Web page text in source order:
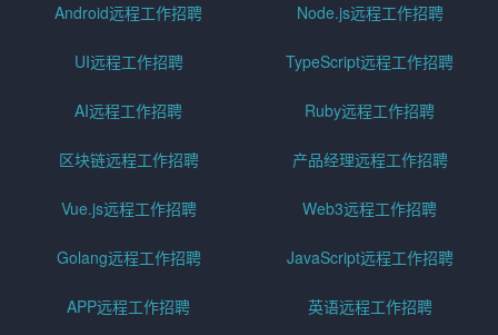
Android远程工作招聘 Node.js远程工作招聘
UI远程工作招聘 TypeScript远程工作招聘
AI远程工作招聘 Ruby远程工作招聘
区块链远程工作招聘 产品经理远程工作招聘
Vue.js远程工作招聘 Web3远程工作招聘
Golang远程工作招聘 JavaScript远程工作招聘
APP远程工作招聘 英语远程工作招聘